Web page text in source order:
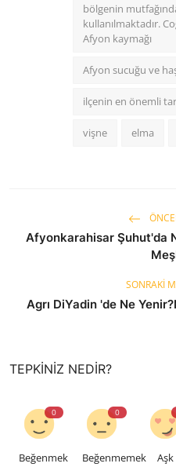
bölgenin
kullanılmaktadır.
Afyon kaymağı
Afyon sucuğu ve
ilçenin en önemli
vişne elma
Afyonkarahisar Şuhut'da
SONRAKI
Agrı DiYadin 'de Ne
TEPKINIZ NEDIR?
0
Beğenmek
0
Beğenmemek Aşk